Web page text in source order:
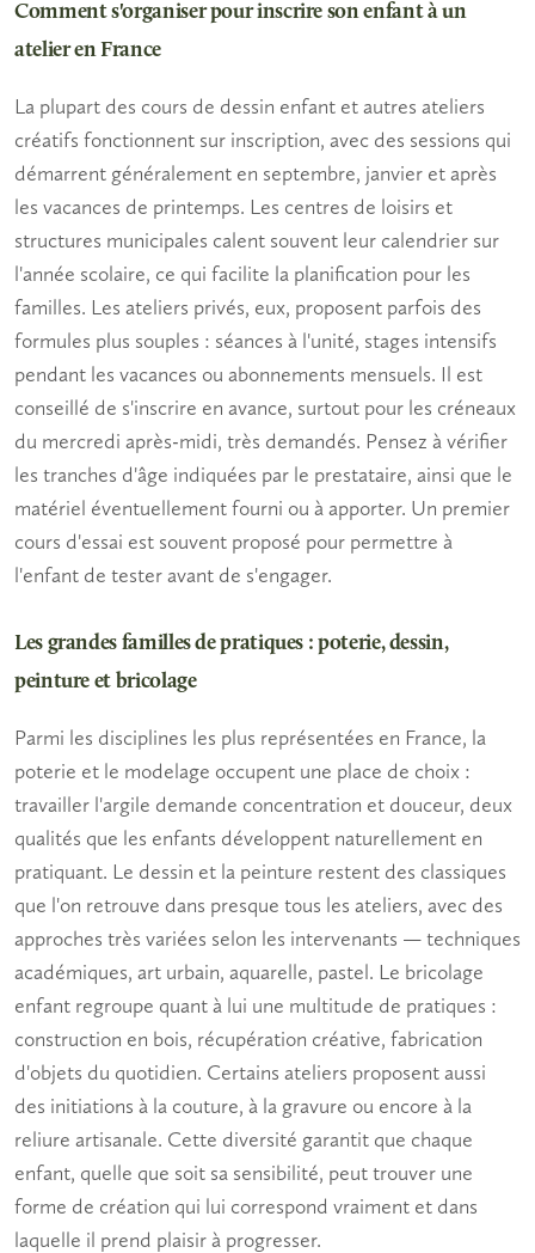
Comment s'organiser pour inscrire son enfant à un
atelier en France
La plupart des cours de dessin enfant et autres ateliers
créatifs fonctionnent sur inscription, avec des sessions qui
démarrent généralement en septembre, janvier et après
les vacances de printemps. Les centres de loisirs et
structures municipales calent souvent leur calendrier sur
l'année scolaire, ce qui facilite la planification pour les
familles. Les ateliers privés, eux, proposent parfois des
formules plus souples : séances à l'unité, stages intensifs
pendant les vacances ou abonnements mensuels. Il est
conseillé de s'inscrire en avance, surtout pour les créneaux
du mercredi après-midi, très demandés. Pensez à vérifier
les tranches d'âge indiquées par le prestataire, ainsi que le
matériel éventuellement fourni ou à apporter. Un premier
cours d'essai est souvent proposé pour permettre à
l'enfant de tester avant de s'engager.
Les grandes familles de pratiques : poterie, dessin,
peinture et bricolage
Parmi les disciplines les plus représentées en France, la
poterie et le modelage occupent une place de choix :
travailler l'argile demande concentration et douceur, deux
qualités que les enfants développent naturellement en
pratiquant. Le dessin et la peinture restent des classiques
que l'on retrouve dans presque tous les ateliers, avec des
approches très variées selon les intervenants — techniques
académiques, art urbain, aquarelle, pastel. Le bricolage
enfant regroupe quant à lui une multitude de pratiques :
construction en bois, récupération créative, fabrication
d'objets du quotidien. Certains ateliers proposent aussi
des initiations à la couture, à la gravure ou encore à la
reliure artisanale. Cette diversité garantit que chaque
enfant, quelle que soit sa sensibilité, peut trouver une
forme de création qui lui correspond vraiment et dans
laquelle il prend plaisir à progresser.